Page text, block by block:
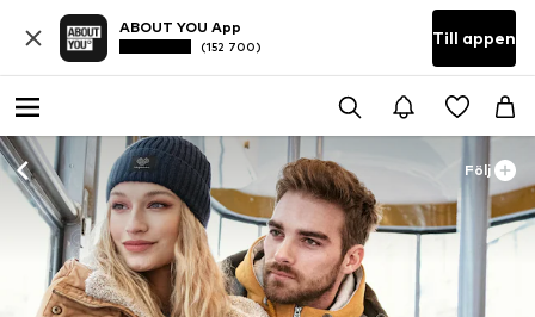
ABOUT YOU App
(152 700) Till appen
Följ